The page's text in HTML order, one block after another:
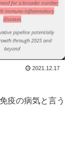
2021.12.17
疫の病気と言う